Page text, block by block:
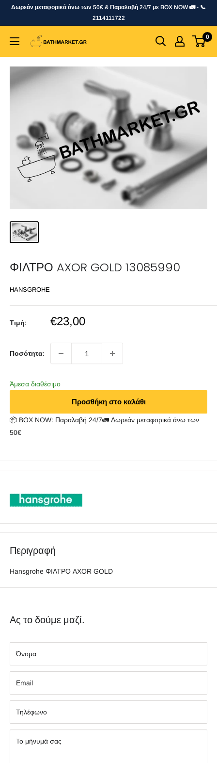
SkipΔωρεάν μεταφορικά άνω των 50€ & Παραλαβή 24/7 με BOX NOW 🚛 - 📞
2114111722
bathmarket.gr 0
ΦΙΛΤΡΟ AXOR GOLD 13085990
HANSGROHE
Τιμή:
Sale
€23,00
Ποσότητα:
Άμεσα διαθέσιμο
Προσθήκη στο καλάθι
📦 BOX NOW: Παραλαβή 24/7🚛 Δωρεάν μεταφορικά άνω των
50€
Περιγραφή
Hansgrohe ΦΙΛΤΡΟ AXOR GOLD
Ας το δούμε μαζί..
Όνομα
Εmail
Τηλέφωνο
Το μήνυμά σας